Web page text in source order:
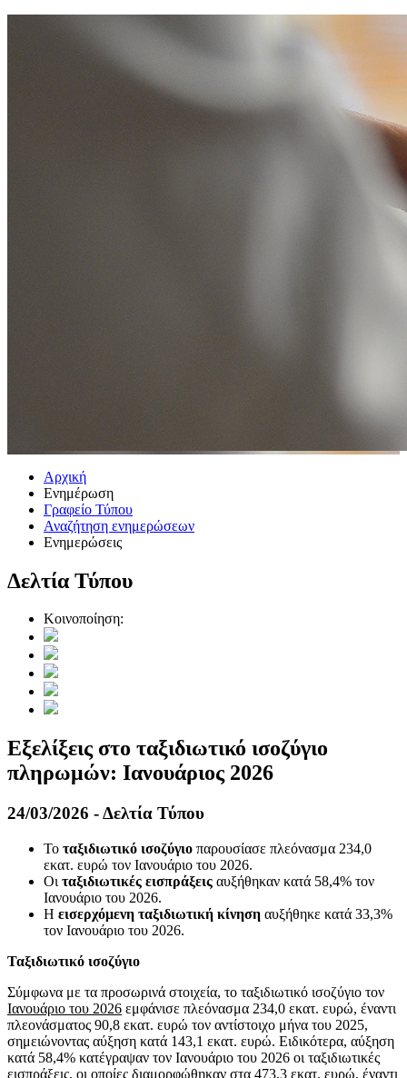
Αρχική
Ενημέρωση
Γραφείο Τύπου
Αναζήτηση ενημερώσεων
Ενημερώσεις
Δελτία Τύπου
Κοινοποίηση:
Εξελίξεις στο ταξιδιωτικό ισοζύγιο
πληρωμών: Ιανουάριος 2026
24/03/2026 - Δελτία Τύπου
Το ταξιδιωτικό ισοζύγιο παρουσίασε πλεόνασμα 234,0
εκατ. ευρώ τον Ιανουάριο του 2026.
Oι ταξιδιωτικές εισπράξεις αυξήθηκαν κατά 58,4% τον
Ιανουάριο του 2026.
Η εισερχόμενη ταξιδιωτική κίνηση αυξήθηκε κατά 33,3%
τον Ιανουάριο του 2026.
Ταξιδιωτικό ισοζύγιο
Σύμφωνα με τα προσωρινά στοιχεία, το ταξιδιωτικό ισοζύγιο τον
Ιανουάριο του 2026 εμφάνισε πλεόνασμα 234,0 εκατ. ευρώ, έναντι
πλεονάσματος 90,8 εκατ. ευρώ τον αντίστοιχο μήνα του 2025,
σημειώνοντας αύξηση κατά 143,1 εκατ. ευρώ. Ειδικότερα, αύξηση
κατά 58,4% κατέγραψαν τον Ιανουάριο του 2026 οι ταξιδιωτικές
εισπράξεις, οι οποίες διαμορφώθηκαν στα 473,3 εκατ. ευρώ, έναντι